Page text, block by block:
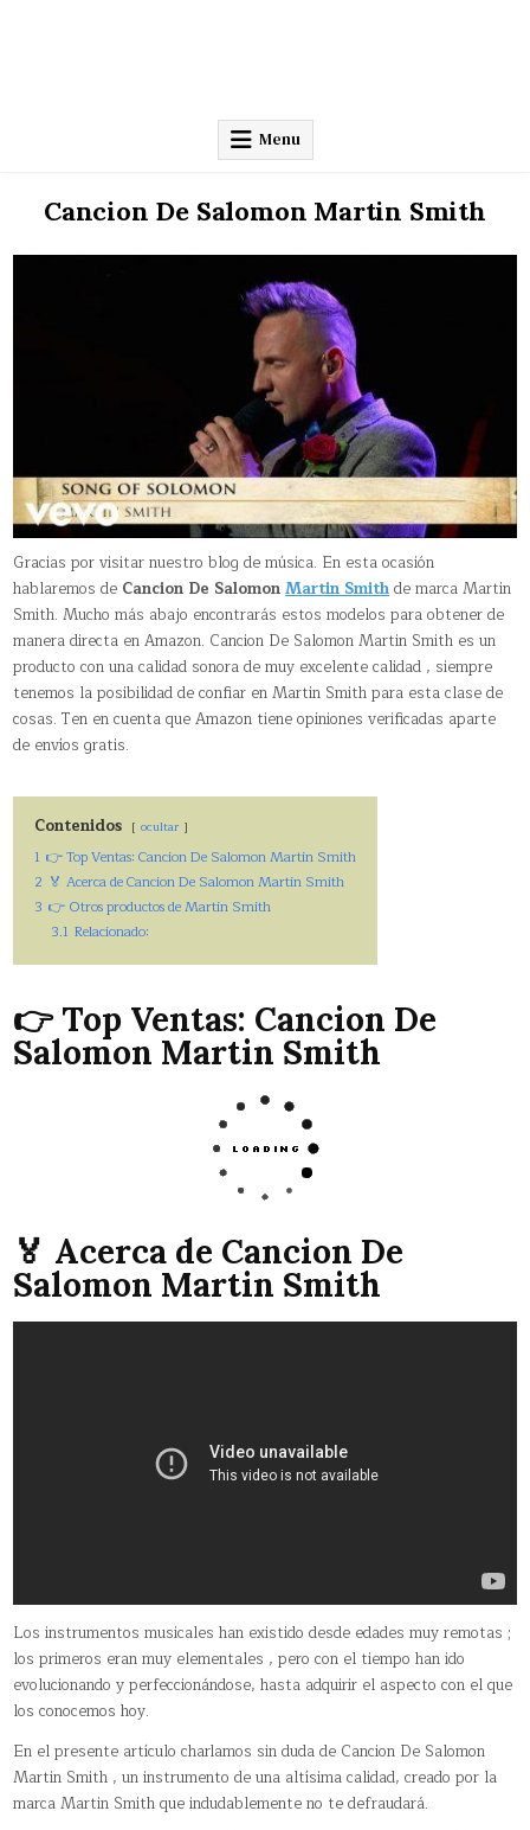
Menu
Cancion De Salomon Martin Smith
Gracias por visitar nuestro blog de música. En esta ocasión
hablaremos de Cancion De SalomonMartin Smithde marca Martin
Smith. Mucho más abajo encontrarás estos modelos para obtener de
manera directa en Amazon. Cancion De Salomon Martin Smith es un
producto con una calidad sonora de muy excelente calidad , siempre
tenemos la posibilidad de confiar en Martin Smith para esta clase de
cosas. Ten en cuenta que Amazon tiene opiniones verificadas aparte
de envíos gratis.
Contenidos ocultar
1 👉 Top Ventas: Cancion De Salomon Martin Smith
2 🏅 Acerca de Cancion De Salomon Martin Smith
3 👉 Otros productos de Martin Smith
3.1 Relacionado:
👉 Top Ventas: Cancion De
Salomon Martin Smith
🏅 Acerca de Cancion De
Salomon Martin Smith
Los instrumentos musicales han existido desde edades muy remotas ;
los primeros eran muy elementales , pero con el tiempo han ido
evolucionando y perfeccionándose, hasta adquirir el aspecto con el que
los conocemos hoy.
En el presente artículo charlamos sin duda de Cancion De Salomon
Martin Smith , un instrumento de una altísima calidad, creado por la
marca Martin Smith que indudablemente no te defraudará.